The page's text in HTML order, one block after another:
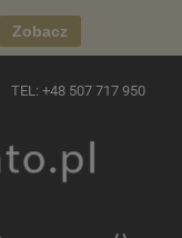
Zobacz
TEL: +48 507 717 950